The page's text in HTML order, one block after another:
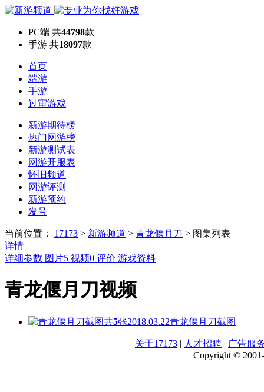
PC端 共44798款
手游 共18097款
首页
端游
手游
过审游戏
新游期待榜
热门网游榜
新游测试表
网游开服表
怀旧频道
网游评测
新游预约
发号
当前位置： 17173 > 新游频道 > 青龙偃月刀 > 图集列表
详情
详细参数 图片5 视频0 评价 游戏资料
青龙偃月刀视频
共5张2018.03.22青龙偃月刀截图
关于17173 | 人才招聘 | 广告服
Copyright ©